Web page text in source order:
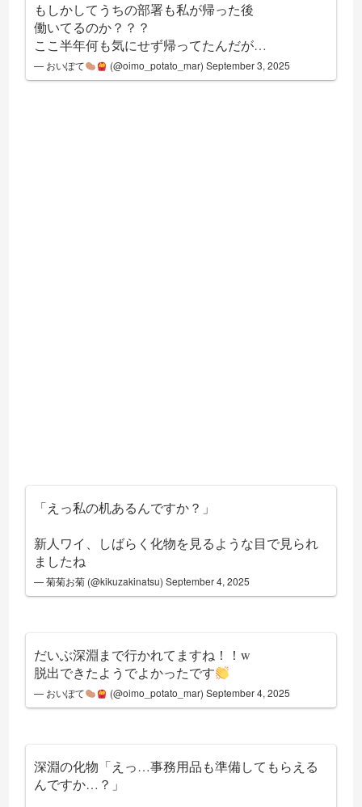
もしかしてうちの部署も私が帰った後
働いてるのか？？？
ここ半年何も気にせず帰ってたんだが…
— おいぽて (@oimo_potato_mar) September 3, 2025
「えっ私の机あるんですか？」
新人ワイ、しばらく化物を見るような目で見られ
ましたね
— 菊菊お菊 (@kikuzakinatsu)September 4, 2025
だいぶ深淵まで行かれてますね！！w
脱出できたようでよかったです
— おいぽて (@oimo_potato_mar) September 4, 2025
深淵の化物「えっ…事務用品も準備してもらえる
んですか…？」